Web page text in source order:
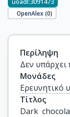
OpenAlex (0)
Περίληψη
Δεν υπάρχει
Μονάδες
Ερευνητικό
Τίτλος
Dark